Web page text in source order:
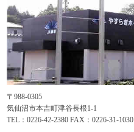
〒988-0305
気仙沼市本吉町津谷長根1-1
TEL：0226-42-2380 FAX：0226-31-1030